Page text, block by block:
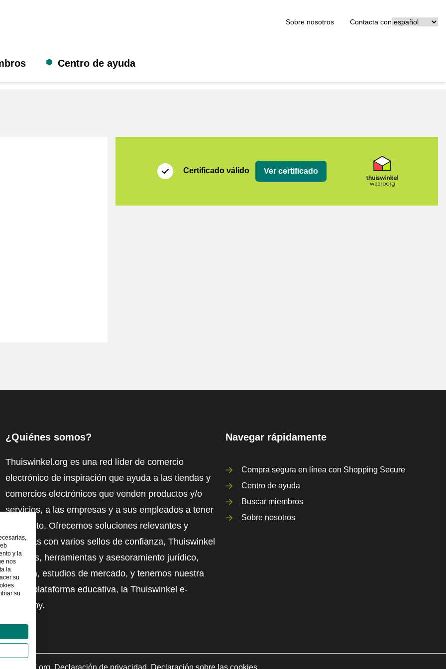
Sobre nosotros Contacta con
Centro de ayuda
Certificado válido Ver certificado
¿Quiénes somos?
Thuiswinkel.org es una red líder de comercio
electrónico de inspiración que ayuda a las tiendas y
comercios electrónicos que venden productos y/o
servicios, a las empresas y a sus empleados a tener
más éxito. Ofrecemos soluciones relevantes y
prácticas con varios sellos de confianza, Thuiswinkel
Reviews, herramientas y asesoramiento jurídico,
defensa, estudios de mercado, y tenemos nuestra
propia plataforma educativa, la Thuiswinkel e-
Academy.
Navegar rápidamente
Compra segura en línea con Shopping Secure
Centro de ayuda
Buscar miembros
Sobre nosotros
Declaración de privacidad Declaración sobre las cookies
y la
nos
la
su
su